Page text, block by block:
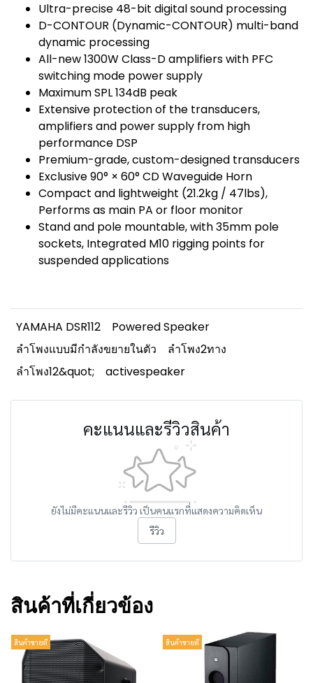
Ultra-precise 48-bit digital sound processing
D-CONTOUR (Dynamic-CONTOUR) multi-band
dynamic processing
All-new 1300W Class-D amplifiers with PFC
switching mode power supply
Maximum SPL 134dB peak
Extensive protection of the transducers,
amplifiers and power supply from high
performance DSP
Premium-grade, custom-designed transducers
Exclusive 90° × 60° CD Waveguide Horn
Compact and lightweight (21.2kg / 47lbs),
Performs as main PA or floor monitor
Stand and pole mountable, with 35mm pole
sockets, Integrated M10 rigging points for
suspended applications
YAMAHA DSR112
Powered Speaker
ลำโพงแบบมีกำลังขยายในตัว
ลำโพง2ทาง
ลำโพง12&quot;
activespeaker
คะแนนและรีวิวสินค้า
ยังไม่มีคะแนนและรีวิว เป็นคนแรกที่แสดงความคิดเห็น
รีวิว
สินค้าที่เกี่ยวข้อง
สินค้าขายดี สินค้าขายดี